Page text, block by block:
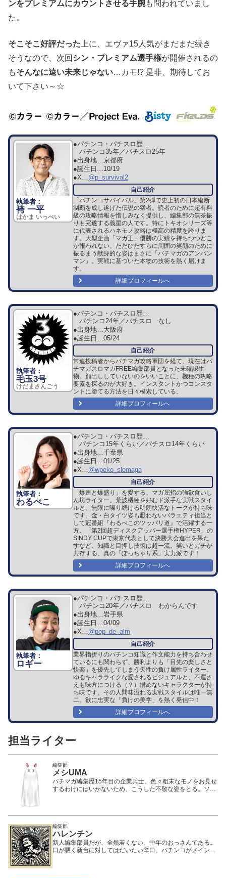
ンをプレミアムにカウントさせる手腕も問われていまし
た。
そこそこ好評だった上に、エヴァ15人気がまだまだ続き
そうなので、次回 シン・プレミアム選手権が開催されるの
もそんなに遠い未来じゃない…カモ!? 是非、期待してお
いて下さい～☆
袴 一平
はかま いっぺい
●パチンコ・パチスロ歴…
パチンコ35年／パチスロ25年
●出身地… 京都府
●誕生日… 10/19
●X… @p_survival2
「パチンコサバイバル」第2弾で史上初の日本縦断
制覇を成し遂げた伝説の猛者。読者のために超有料
級の攻略情報を惜しみなく提供し、編集部の無茶振
りも完遂する義星の人です。特にトキオシリーズ等
に代表されるハネモノ攻略は極高の精度を誇りま
す。大型企画「マガ王」優勝の実績を持ちつつどこ
か報われない、ただひたすらに周囲の笑顔のために
振るまう献身的な姿はまさに「パチマガのアンパン
マン」。実戦に基づいた本物の技術を熱く届けま
す。
詳細プロフィールへ
毛玉3号
けだまさんごう
●パチンコ・パチスロ歴…
パチンコ24年／パチスロ なし
●出身地… 大阪府
●誕生日… 05/24
常連投稿者からパチマガ攻略軍団を経て、現在はパ
チマガスロマガFREE編集部員となった未確認生
物。顔出ししていないのをいいことに、機種の攻略
要素を探るのが大好き。インスタントかつコンスタ
ントに勝てる方法を日々模索している。
詳細プロフィールへ
わるぺこ
●パチンコ・パチスロ歴…
パチンコ15年くらい／パチスロ14年くらい
●出身地… 千葉県
●誕生日… 01/25
●X… @wpeko_slomaga
「爆連と爆盛り」を愛する、マガ屈指の強欲食いし
ん坊ライター。荒波機種を好むド派手な実戦スタイ
ルと、無限に喋り続ける明朗快活なトークが持ち味
です。金・白タイツ姿も厭わないバラエティ担当と
して冠番組『わるぺこのツッパリ道』で活躍する一
方、「第2回超ディスクアッパー選手権HYPER」の
SINDY CUPで東京代表として決勝大会進出を果た
すなど、知識と目押し技術は超一流。笑いとガチが
共存する、真の「ぽっちゃり系」実力派です！
詳細プロフィールへ
ロギー
●パチンコ・パチスロ歴…
パチンコ20年／パチスロ わからんです
●出身地… 岩手県
●誕生日… 04/09
●X… @pop_de_alm
業界指折りのパチンコ知識と作文能力を持ち合わせ
ているにも関わらず、勝利よりも「目先の楽しさと
快楽」を優先してしまう天性の負け属性ライター。
ゆるキャラライクな愛されるビジュアルと、不運さ
えも味方につける（？）憎めないキャラクターが持
ち味です。その人間味溢れる実戦スタイルは唯一無
二。欲に忠実な「負けの美学」を熱く発信中！
詳細プロフィールへ
担当ライター
編集部
メシUMA
パチマガ編集歴15年目の企業兵士。色々粗末なモノをお見せ
するわけにはいかないため、こうした不敬な姿をとる。ソシ
編集部
ハレンチン
新人編集部員だが、全然若くない。中年のおっさんである。
口が悪く新台に対してはだいたい辛口。パチンコがメインで